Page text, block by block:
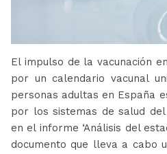
El impulso de la vacunación
por un calendario vacunal
personas adultas en España
por los sistemas de salud
en el informe ‘Análisis del
documento que lleva a cabo